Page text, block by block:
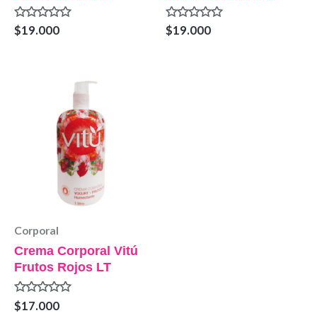
Valorado
en
$19.000
Valorado
en
$19.000
Corporal
Crema Corporal Vitú
Frutos Rojos LT
Valorado
en
$17.000